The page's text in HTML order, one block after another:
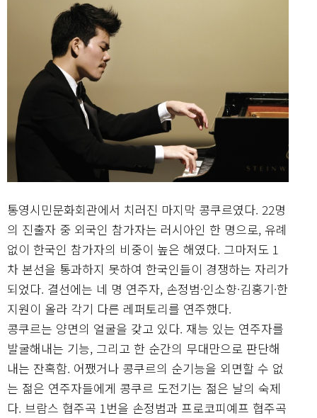
통영시민문화회관에서 치러진 마지막 콩쿠르였다. 22명
의 진출자 중 외국인 참가자는 러시아인 한 명으로, 유례
없이 한국인 참가자의 비중이 높은 해였다. 그마저도 1
차 본선을 통과하지 못하여 한국인들이 경쟁하는 자리가
되었다. 결선에는 네 명 연주자, 손정범·인소향·김홍기·한
지원이 올라 각기 다른 레퍼토리를 연주했다.
콩쿠르는 양면의 얼굴을 갖고 있다. 재능 있는 연주자를
발굴해내는 기능, 그리고 한 순간의 무대만으로 판단해
내는 잔혹함. 어쨌거나 콩쿠르의 순기능을 외면할 수 없
는 젊은 연주자들에게 콩쿠르 도전기는 젊은 날의 숙제
다. 브람스 협주곡 1번을 손정범과 프로코피예프 협주곡